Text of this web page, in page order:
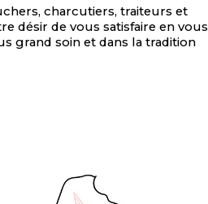
charcutiers, traiteurs et
désir de vous satisfaire en vous
grand soin et dans la tradition